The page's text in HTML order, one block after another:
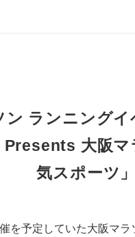
ン ランニング
Presents 大阪
気スポーツ
を予定していた大阪マ